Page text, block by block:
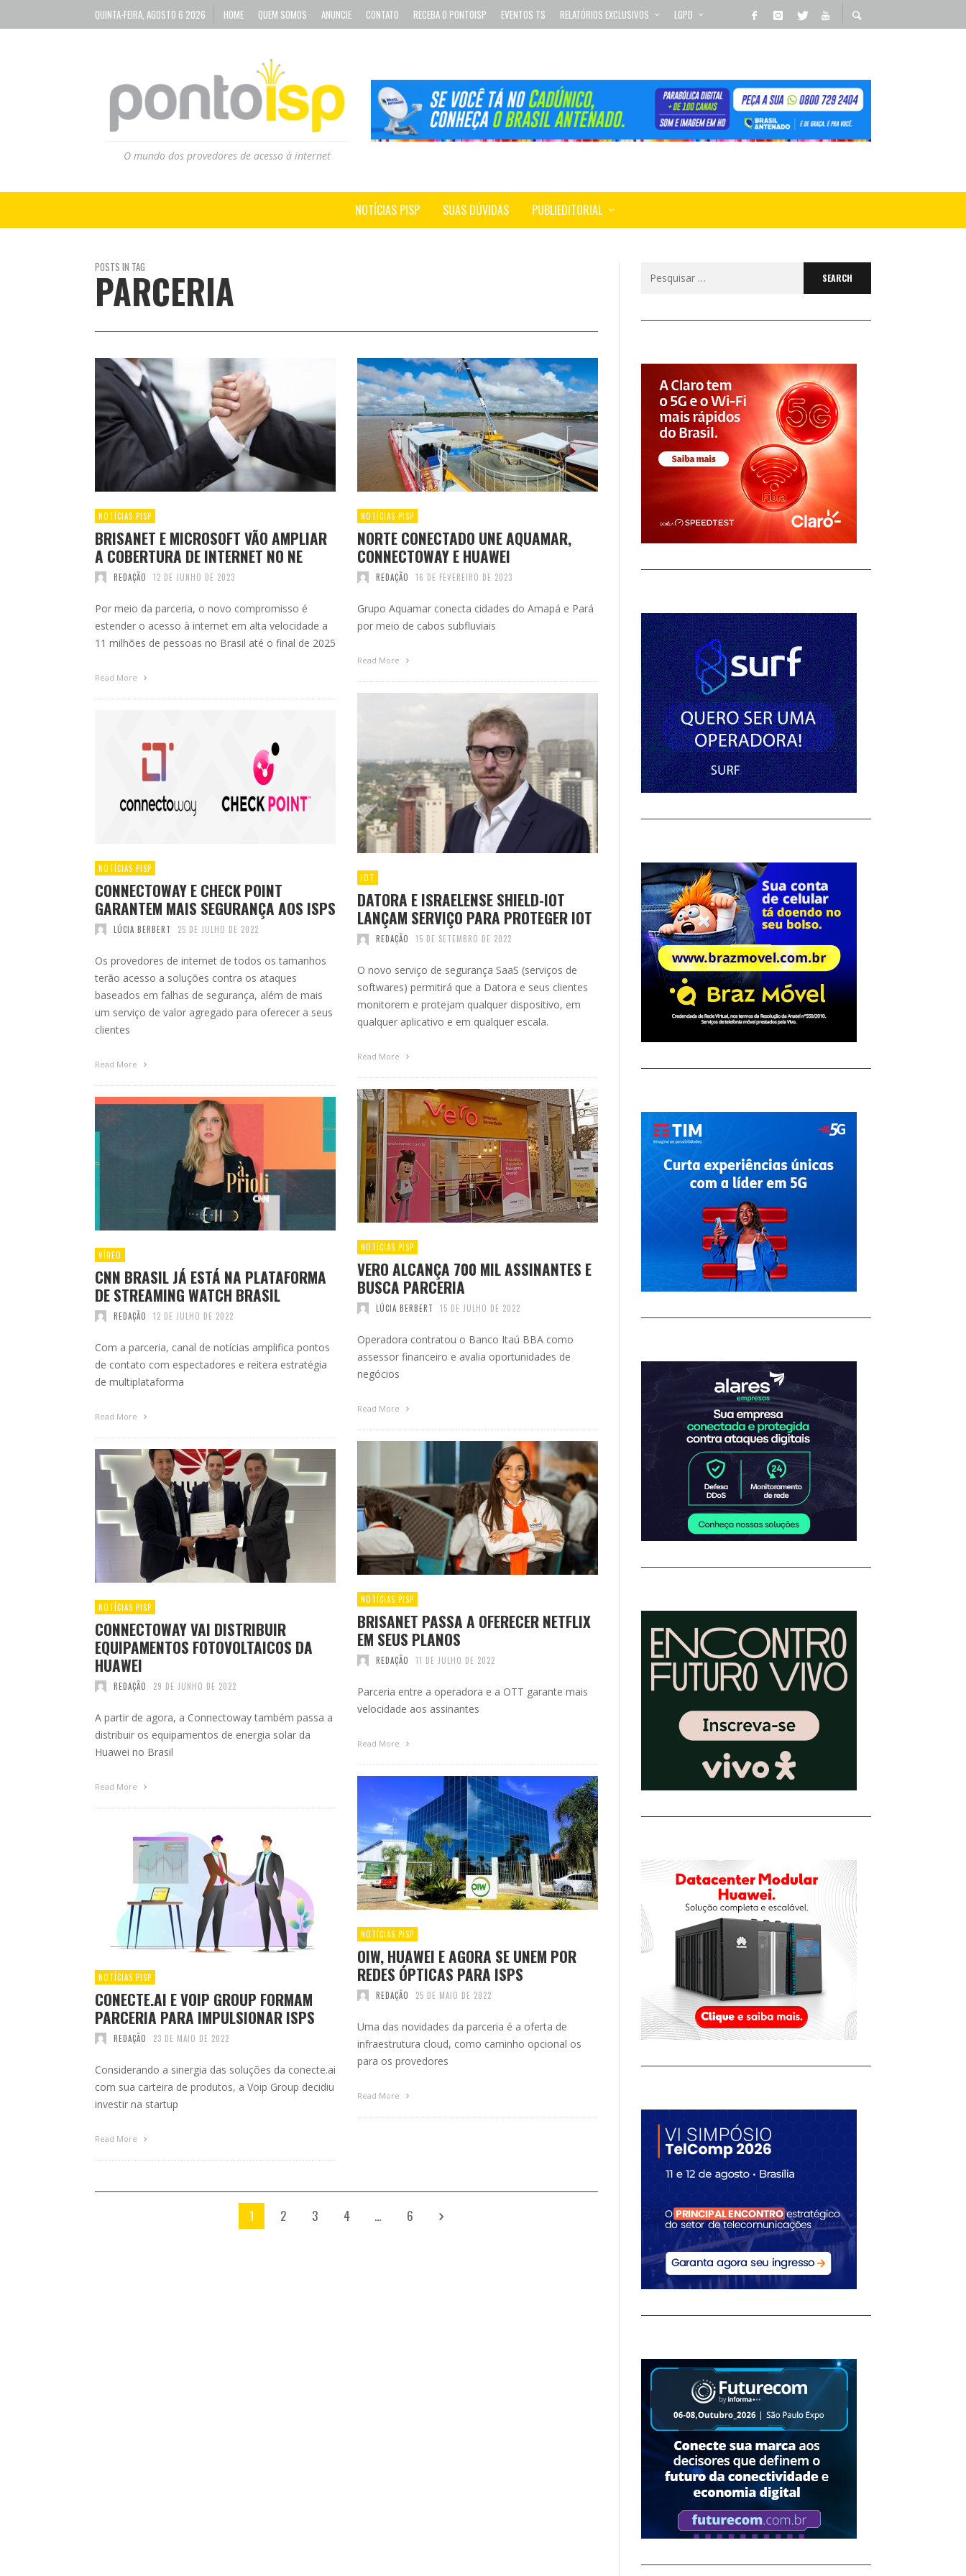
QUINTA-FEIRA, AGOSTO 6 2026 HOME QUEM SOMOS ANUNCIE CONTATO RECEBA O PONTOISP EVENTOS TS RELATÓRIOS EXCLUSIVOS LGPD
O mundo dos provedores de acesso à internet
NOTÍCIAS PISP SUAS DÚVIDAS PUBLIEDITORIAL
POSTS IN TAG
PARCERIA
NOTÍCIAS PISP
BRISANET E MICROSOFT VÃO AMPLIAR
A COBERTURA DE INTERNET NO NE
REDAÇÃO 12 DE JUNHO DE 2023
Por meio da parceria, o novo compromisso é
estender o acesso à internet em alta velocidade a
11 milhões de pessoas no Brasil até o final de 2025
Read More
NOTÍCIAS PISP
NORTE CONECTADO UNE AQUAMAR,
CONNECTOWAY E HUAWEI
REDAÇÃO 16 DE FEVEREIRO DE 2023
Grupo Aquamar conecta cidades do Amapá e Pará
por meio de cabos subfluviais
Read More
IOT
DATORA E ISRAELENSE SHIELD-IOT
LANÇAM SERVIÇO PARA PROTEGER IOT
REDAÇÃO 15 DE SETEMBRO DE 2022
O novo serviço de segurança SaaS (serviços de
softwares) permitirá que a Datora e seus clientes
monitorem e protejam qualquer dispositivo, em
qualquer aplicativo e em qualquer escala.
Read More
NOTÍCIAS PISP
CONNECTOWAY E CHECK POINT
GARANTEM MAIS SEGURANÇA AOS ISPS
LÚCIA BERBERT 25 DE JULHO DE 2022
Os provedores de internet de todos os tamanhos
terão acesso a soluções contra os ataques
baseados em falhas de segurança, além de mais
um serviço de valor agregado para oferecer a seus
clientes
Read More
NOTÍCIAS PISP
VERO ALCANÇA 700 MIL ASSINANTES E
BUSCA PARCERIA
LÚCIA BERBERT 15 DE JULHO DE 2022
Operadora contratou o Banco Itaú BBA como
assessor financeiro e avalia oportunidades de
negócios
Read More
VÍDEO
CNN BRASIL JÁ ESTÁ NA PLATAFORMA
DE STREAMING WATCH BRASIL
REDAÇÃO 12 DE JULHO DE 2022
Com a parceria, canal de notícias amplifica pontos
de contato com espectadores e reitera estratégia
de multiplataforma
Read More
NOTÍCIAS PISP
BRISANET PASSA A OFERECER NETFLIX
EM SEUS PLANOS
REDAÇÃO 11 DE JULHO DE 2022
Parceria entre a operadora e a OTT garante mais
velocidade aos assinantes
Read More
NOTÍCIAS PISP
CONNECTOWAY VAI DISTRIBUIR
EQUIPAMENTOS FOTOVOLTAICOS DA
HUAWEI
REDAÇÃO 29 DE JUNHO DE 2022
A partir de agora, a Connectoway também passa a
distribuir os equipamentos de energia solar da
Huawei no Brasil
Read More
NOTÍCIAS PISP
OIW, HUAWEI E AGORA SE UNEM POR
REDES ÓPTICAS PARA ISPS
REDAÇÃO 25 DE MAIO DE 2022
Uma das novidades da parceria é a oferta de
infraestrutura cloud, como caminho opcional os
para os provedores
Read More
NOTÍCIAS PISP
CONECTE.AI E VOIP GROUP FORMAM
PARCERIA PARA IMPULSIONAR ISPS
REDAÇÃO 23 DE MAIO DE 2022
Considerando a sinergia das soluções da conecte.ai
com sua carteira de produtos, a Voip Group decidiu
investir na startup
Read More
1 2 3 4 … 6